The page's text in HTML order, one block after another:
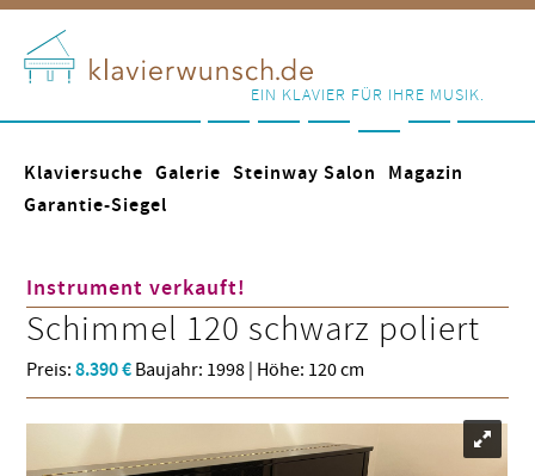
EIN KLAVIER FÜR IHRE MUSIK.
Klaviersuche Galerie Steinway Salon
Magazin
Garantie-Siegel
Instrument verkauft!
Schimmel 120 schwarz poliert
Preis:8.390 € Baujahr: 1998 | Höhe: 120 cm